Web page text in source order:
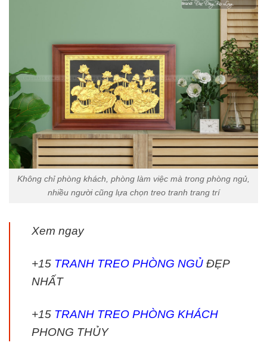
Không chỉ phòng khách, phòng làm việc mà trong phòng ngủ,
nhiều người cũng lựa chọn treo tranh trang trí
Xem ngay
+15 TRANH TREO PHÒNG NGỦ ĐẸP
NHẤT
+15 TRANH TREO PHÒNG KHÁCH
PHONG THỦY